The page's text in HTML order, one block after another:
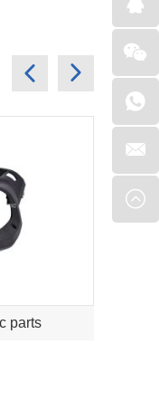
parts